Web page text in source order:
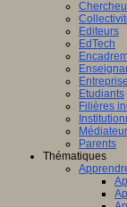
Editeurs
EdTech
Etudiants
Filières
Parents
Thématiques